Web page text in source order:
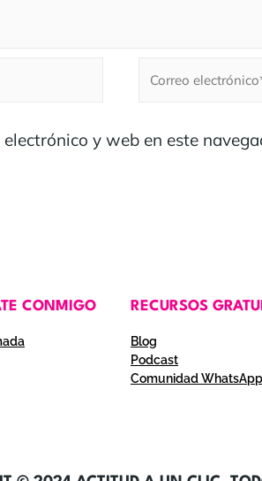
y web en este
CONMIGO RECURSOS
Blog
Podcast
Comunidad WhatsApp